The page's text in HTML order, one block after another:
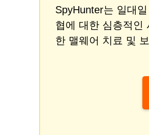
SpyHunter는 일대
협에 대한 심층적인
한 맬웨어 치료 및